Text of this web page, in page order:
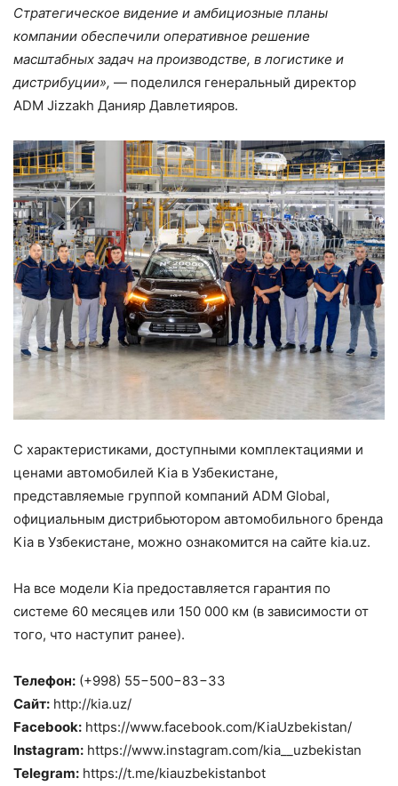
Стратегическое видение и амбициозные планы
компании обеспечили оперативное решение
масштабных задач на производстве, в логистике и
дистрибуции», — поделился генеральный директор
ADM Jizzakh Данияр Давлетияров.
C характеристиками, доступными комплектациями и
ценами автомобилей Kia в Узбекистане,
представляемые группой компаний ADM Global,
официальным дистрибьютором автомобильного бренда
Kia в Узбекистане, можно ознакомится на сайте kia.uz.
На все модели Kia предоставляется гарантия по
системе 60 месяцев или 150 000 км (в зависимости от
того, что наступит ранее).
Телефон: (+998) 55−500−83−33
Сайт: http://kia.uz/
Facebook: https://www.facebook.com/KiaUzbekistan/
Instagram: https://www.instagram.com/kia__uzbekistan
Telegram: https://t.me/kiauzbekistanbot